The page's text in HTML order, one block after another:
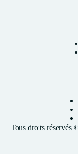
Tous droits réservés